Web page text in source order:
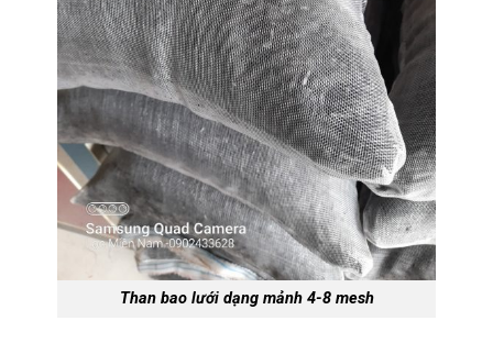
Than bao lưới dạng mảnh 4-8 mesh